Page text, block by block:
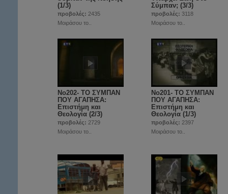
(1/3)
προβολές: 2435
Μοιράσου το..
Σύμπαν; (3/3)
προβολές: 3118
Μοιράσου το..
Νο202- ΤΟ ΣΥΜΠΑΝ
ΠΟΥ ΑΓΑΠΗΣΑ:
Επιστήμη και
Θεολογία (2/3)
προβολές: 2729
Μοιράσου το..
Νο201- ΤΟ ΣΥΜΠΑΝ
ΠΟΥ ΑΓΑΠΗΣΑ:
Επιστήμη και
Θεολογία (1/3)
προβολές: 2397
Μοιράσου το..